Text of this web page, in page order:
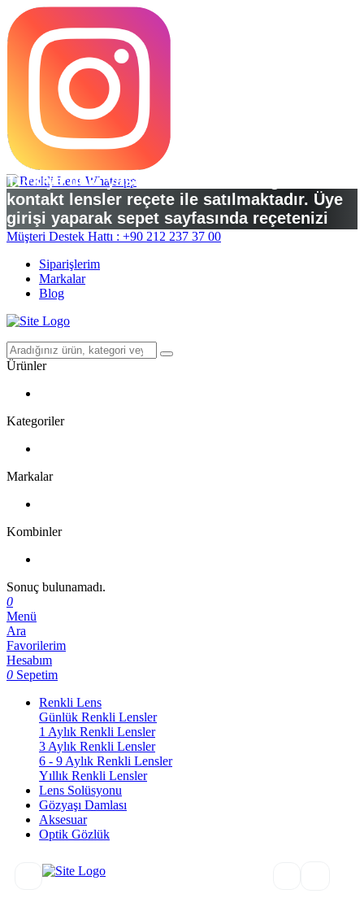
Türkiye’deki yasal düzenlemelere göre
kontakt lensler reçete ile satılmaktadır. Üye
girişi yaparak sepet sayfasında reçetenizi
yükleyebilirsiniz.
Müşteri Destek Hattı : +90 212 237 37 00
Siparişlerim
Markalar
Blog
Ürünler
Kategoriler
Markalar
Kombinler
Sonuç bulunamadı.
0
Menü
Ara
Favorilerim
Hesabım
0 Sepetim
Renkli Lens
Günlük Renkli Lensler
1 Aylık Renkli Lensler
3 Aylık Renkli Lensler
6 - 9 Aylık Renkli Lensler
Yıllık Renkli Lensler
Lens Solüsyonu
Gözyaşı Damlası
Aksesuar
Optik Gözlük